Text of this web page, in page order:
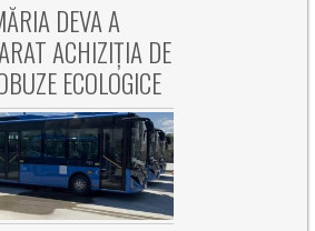
DEVA A
ACHIZIȚIA DE
ECOLOGICE